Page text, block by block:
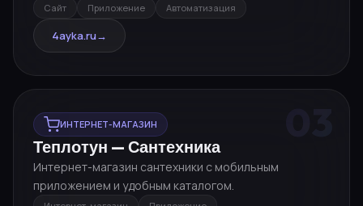
Сайт Приложение Автоматизация
4ayka.ru→
ИНТЕРНЕТ-МАГАЗИН
Теплотун — Сантехника
Интернет-магазин сантехники с мобильным
приложением и удобным каталогом.